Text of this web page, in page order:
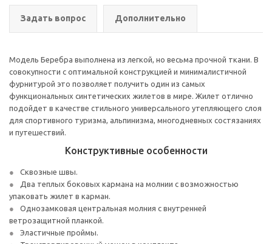
Задать вопрос Дополнительно
Модель Беребра выполнена из легкой, но весьма прочной ткани. В
совокупности с оптимальной конструкцией и минималистичной
фурнитурой это позволяет получить один из самых
функциональных синтетических жилетов в мире. Жилет отлично
подойдет в качестве стильного универсального утепляющего слоя
для спортивного туризма, альпинизма, многодневных состязаниях
и путешествий.
Конструктивные особенности
Сквозные швы.
Два теплых боковых кармана на молнии с возможностью
упаковать жилет в карман.
Однозамковая центральная молния с внутренней
ветрозащитной планкой.
Эластичные проймы.